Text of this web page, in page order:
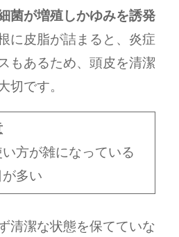
菌が増殖しかゆみを誘発
に皮脂が詰まると、炎症
もあるため、頭皮を清潔
切です。
い方が雑になっている
が多い
清潔な状態を保てていな